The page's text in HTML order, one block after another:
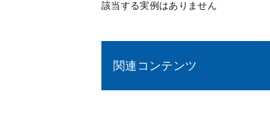
該当する実例はありません
関連コンテンツ